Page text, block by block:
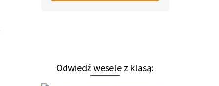
Odwiedź wesele z klasą: